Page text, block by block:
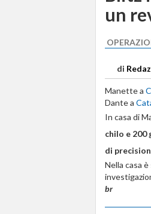
un
di
Manette a
Dante a
In casa di
chilo e 200
di
Nella casa
br